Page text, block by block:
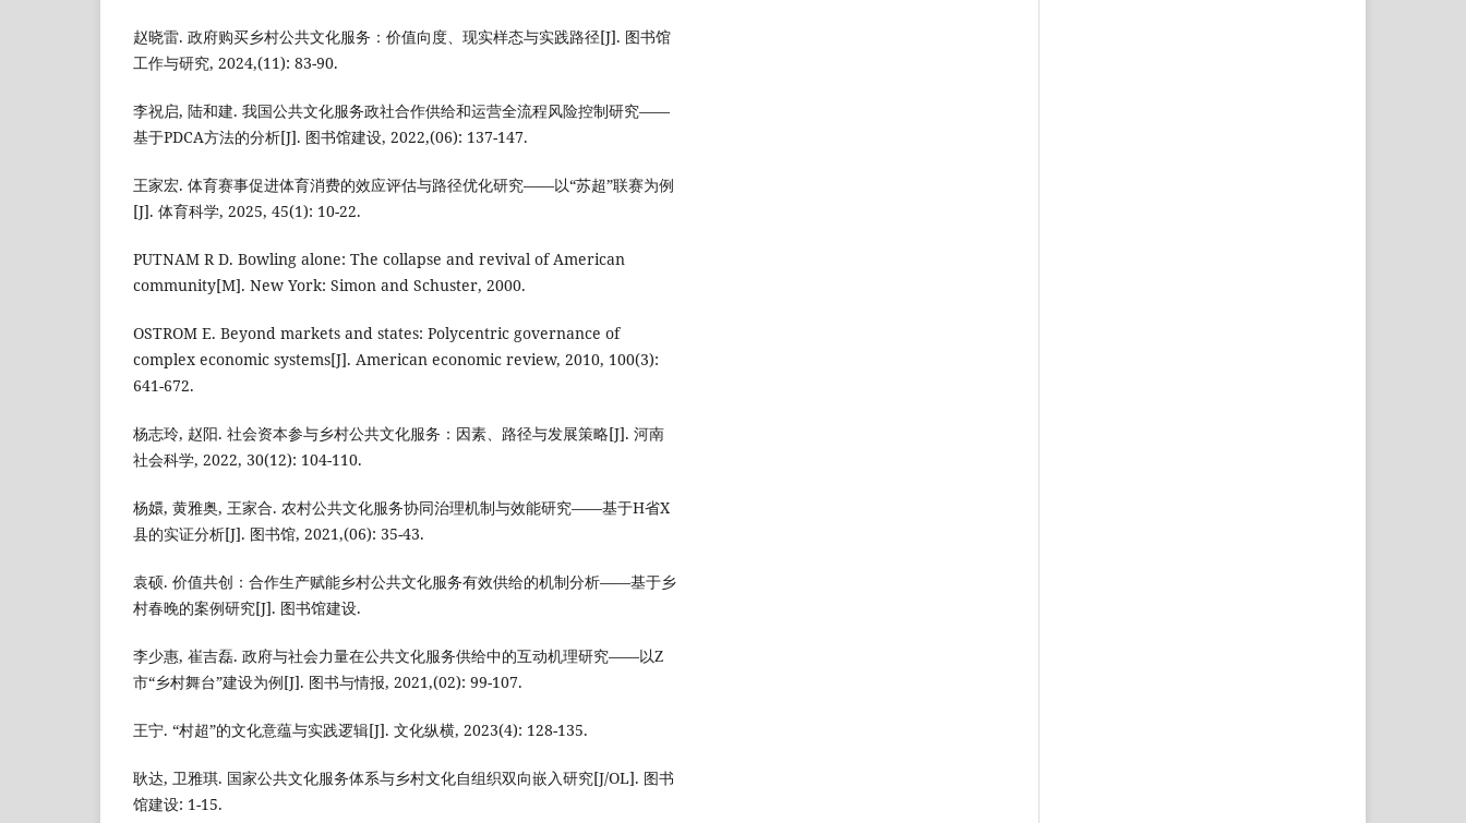
赵晓雷. 政府购买乡村公共文化服务：价值向度、现实样态与实践路径[J]. 图书馆
工作与研究, 2024,(11): 83-90.
李祝启, 陆和建. 我国公共文化服务政社合作供给和运营全流程风险控制研究——
基于PDCA方法的分析[J]. 图书馆建设, 2022,(06): 137-147.
王家宏. 体育赛事促进体育消费的效应评估与路径优化研究——以“苏超”联赛为例
[J]. 体育科学, 2025, 45(1): 10-22.
PUTNAM R D. Bowling alone: The collapse and revival of American
community[M]. New York: Simon and Schuster, 2000.
OSTROM E. Beyond markets and states: Polycentric governance of
complex economic systems[J]. American economic review, 2010, 100(3):
641-672.
杨志玲, 赵阳. 社会资本参与乡村公共文化服务：因素、路径与发展策略[J]. 河南
社会科学, 2022, 30(12): 104-110.
杨嬛, 黄雅奥, 王家合. 农村公共文化服务协同治理机制与效能研究——基于H省X
县的实证分析[J]. 图书馆, 2021,(06): 35-43.
袁硕. 价值共创：合作生产赋能乡村公共文化服务有效供给的机制分析——基于乡
村春晚的案例研究[J]. 图书馆建设.
李少惠, 崔吉磊. 政府与社会力量在公共文化服务供给中的互动机理研究——以Z
市“乡村舞台”建设为例[J]. 图书与情报, 2021,(02): 99-107.
王宁. “村超”的文化意蕴与实践逻辑[J]. 文化纵横, 2023(4): 128-135.
耿达, 卫雅琪. 国家公共文化服务体系与乡村文化自组织双向嵌入研究[J/OL]. 图书
馆建设: 1-15.